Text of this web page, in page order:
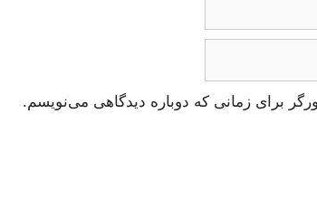
برای زمانی که دوباره دیدگاهی می‌نویسم.